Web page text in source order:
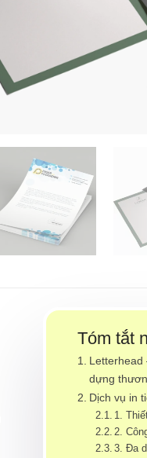
Tóm tắt
Letterhead
dựng
Dịch vụ in
1.
2.
3. Đa